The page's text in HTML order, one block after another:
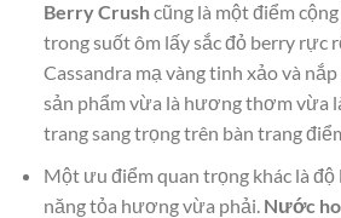
Berry Crushcũng là một điểm
trong suốt ôm lấy sắc đỏ berry rực
Cassandra mạ vàng tinh xảo và
sản phẩm vừa là hương thơm vừa
trang sang trọng trên bàn trang
Một ưu điểm quan trọng khác là
năng tỏa hương vừa phải. Nước